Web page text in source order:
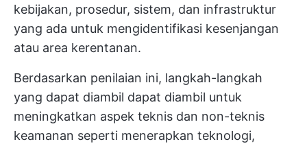
kebijakan, prosedur, sistem, dan infrastruktur
yang ada untuk mengidentifikasi kesenjangan
atau area kerentanan.
Berdasarkan penilaian ini, langkah-langkah
yang dapat diambil dapat diambil untuk
meningkatkan aspek teknis dan non-teknis
keamanan seperti menerapkan teknologi,